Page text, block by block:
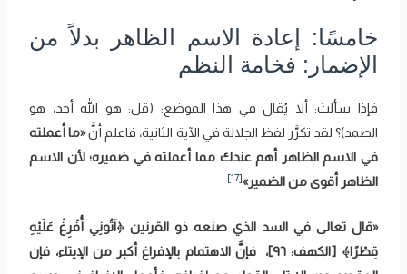
خامسًا: إعادة الاسم الظاهر بدلاً من
الإضمار: فخامة النظم
فإذا سألتَ: ألا يُقال في هذا الموضع: (قل: هو الله أحد، هو
الصمد)؟ لقد تكرَّر لفظ الجلالة في الآية الثانية، فاعلم أنَّ«ما أعملته
في الاسم الظاهر أهم عندك مما أعملته في ضميره؛ لأن الاسم
الظاهر أقوى من الضمير»[17]
«قال تعالى في السد الذي صنعه ذو القرنين ﴿‌آتُونِي ‌أُفْرِغْ عَلَيْهِ
قِطْرًا﴾ [الكهف: ٩٦]،
فإنَّ الاهتمام بالإفراغ أكبر من الإيتاء، فإن